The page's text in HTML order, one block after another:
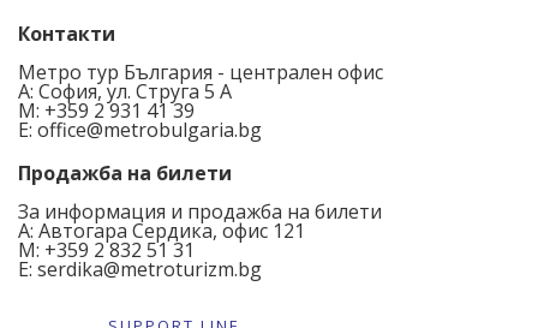
Контакти
Метро тур България - централен офис
A: София, ул. Струга 5 А
M: +359 2 931 41 39
E: office@metrobulgaria.bg
Продажба на билети
За информация и продажба на билети
А: Автогара Сердика, офис 121
M: +359 2 832 51 31
E: serdika@metroturizm.bg